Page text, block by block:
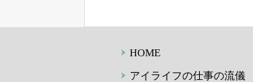
HOME
アイライフの仕事の流儀